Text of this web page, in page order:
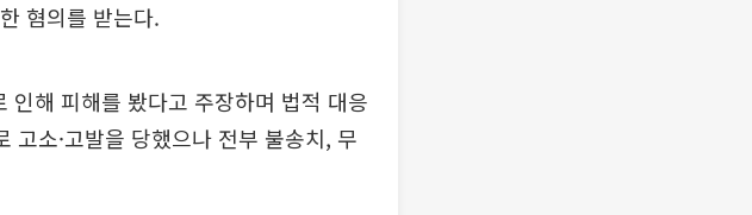
혐의를 받는다.
인해 피해를 봤다고 주장하며 법적 대응
고소·고발을 당했으나 전부 불송치, 무